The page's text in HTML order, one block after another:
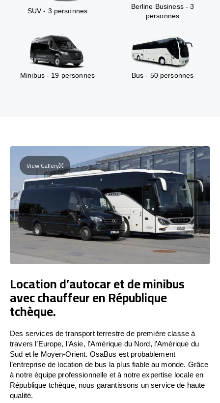
SUV - 3 personnes
Berline Business - 3
personnes
Minibus - 19 personnes Bus - 50 personnes
View Gallery
Location d’autocar et de minibus
avec chauffeur en République
tchèque.
Des services de transport terrestre de première classe à
travers l’Europe, l’Asie, l’Amérique du Nord, l’Amérique du
Sud et le Moyen-Orient. OsaBus est probablement
l’entreprise de location de bus la plus fiable au monde. Grâce
à notre équipe professionnelle et à notre expertise locale en
République tchèque, nous garantissons un service de haute
qualité.